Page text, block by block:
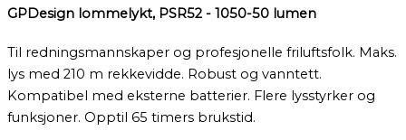
GPDesign lommelykt, PSR52 - 1050-50 lumen
Til redningsmannskaper og profesjonelle friluftsfolk. Maks.
lys med 210 m rekkevidde. Robust og vanntett.
Kompatibel med eksterne batterier. Flere lysstyrker og
funksjoner. Opptil 65 timers brukstid.